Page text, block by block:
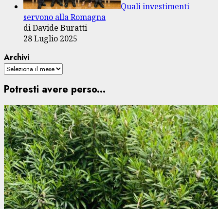
Quali investimenti
servono alla Romagna
di Davide Buratti
28 Luglio 2025
Archivi
Potresti avere perso...